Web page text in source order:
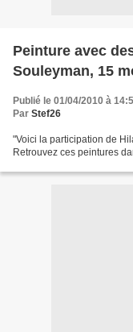
Peinture avec
Souleyman, 15
Publié le 01/04/2010 à
Par Stef26
"Voici la participation de
Retrouvez ces peintures